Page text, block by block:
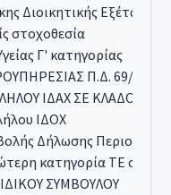
Διοικητικής
στοχοθεσία
Γ' κατηγορίας
Π.Δ. 69/2016
ΙΔΑΧ ΣΕ ΚΛΑΔΟ
ΙΔΟΧ
Δήλωσης
κατηγορία ΤΕ σε ΠΕ
ΣΥΜΒΟΥΛΟΥ